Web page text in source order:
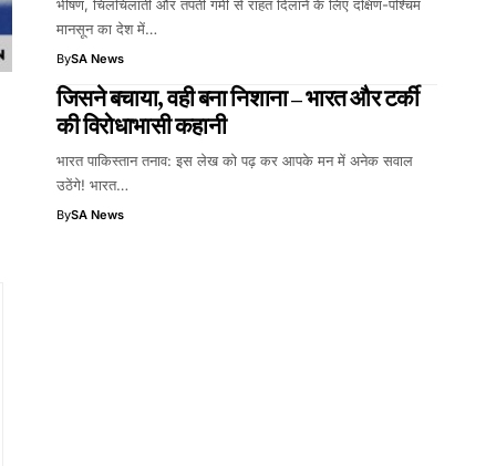
भीषण, चिलचिलाती और तपती गर्मी से राहत दिलाने के लिए दक्षिण-पश्चिम
मानसून का देश में…
BySA News
जिसने बचाया, वही बना निशाना – भारत और टर्की
की विरोधाभासी कहानी
भारत पाकिस्तान तनाव: इस लेख को पढ़ कर आपके मन में अनेक सवाल
उठेंगे! भारत…
BySA News